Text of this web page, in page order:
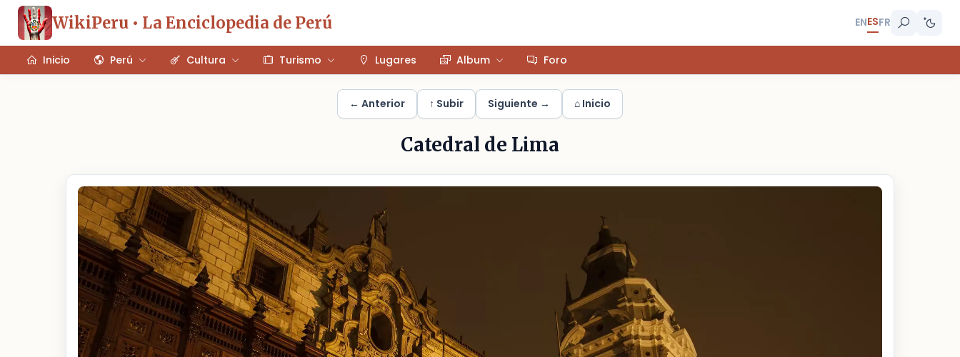
WikiPeru • La Enciclopedia de Perú ENESFR
Inicio Perú Cultura Turismo Lugares Album Foro
← Anterior ↑ Subir Siguiente → ⌂ Inicio
Catedral de Lima